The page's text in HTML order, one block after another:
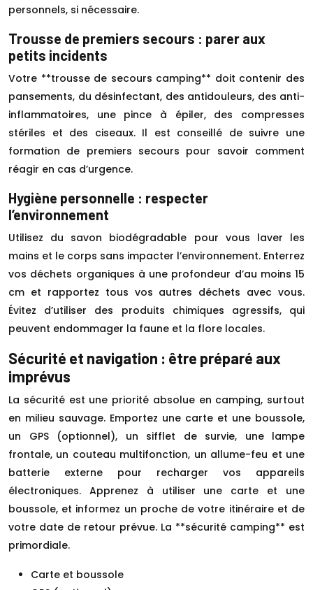
personnels, si nécessaire.
Trousse de premiers secours : parer aux
petits incidents
Votre **trousse de secours camping** doit contenir des
pansements, du désinfectant, des antidouleurs, des anti-
inflammatoires, une pince à épiler, des compresses
stériles et des ciseaux. Il est conseillé de suivre une
formation de premiers secours pour savoir comment
réagir en cas d’urgence.
Hygiène personnelle : respecter
l’environnement
Utilisez du savon biodégradable pour vous laver les
mains et le corps sans impacter l’environnement. Enterrez
vos déchets organiques à une profondeur d’au moins 15
cm et rapportez tous vos autres déchets avec vous.
Évitez d’utiliser des produits chimiques agressifs, qui
peuvent endommager la faune et la flore locales.
Sécurité et navigation : être préparé aux
imprévus
La sécurité est une priorité absolue en camping, surtout
en milieu sauvage. Emportez une carte et une boussole,
un GPS (optionnel), un sifflet de survie, une lampe
frontale, un couteau multifonction, un allume-feu et une
batterie externe pour recharger vos appareils
électroniques. Apprenez à utiliser une carte et une
boussole, et informez un proche de votre itinéraire et de
votre date de retour prévue. La **sécurité camping** est
primordiale.
Carte et boussole